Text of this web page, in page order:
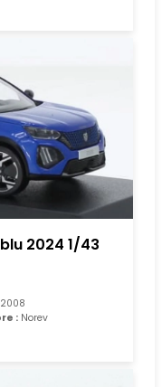
2024 1/43
2008
: Norev